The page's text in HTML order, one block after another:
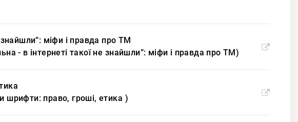
знайшли”: міфи і правда про ТМ
- в інтернеті такої не знайшли”: міфи і правда про ТМ)
шрифти: право, гроші, етика )